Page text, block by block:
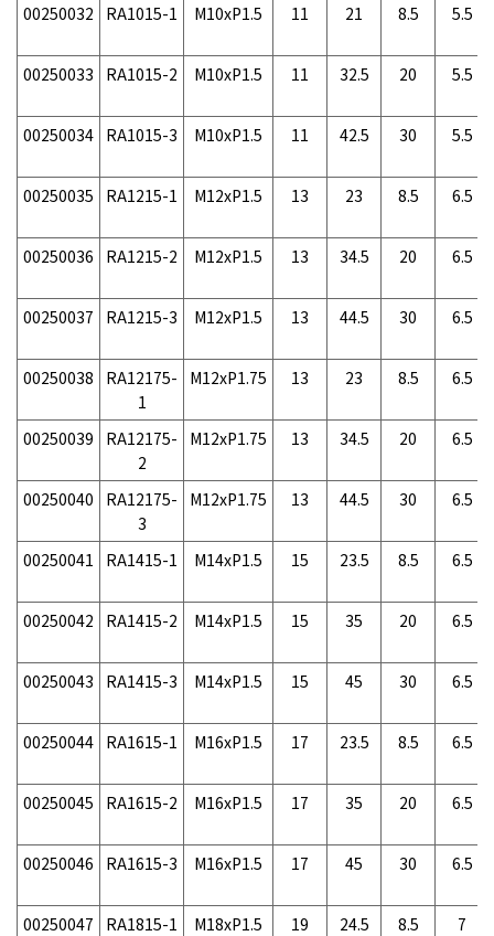
00250032 RA1015-1 M10xP1.5 11 21 8.5 5.5
00250033 RA1015-2 M10xP1.5 11 32.5 20 5.5
00250034 RA1015-3 M10xP1.5 11 42.5 30 5.5
00250035 RA1215-1 M12xP1.5 13 23 8.5 6.5
00250036 RA1215-2 M12xP1.5 13 34.5 20 6.5
00250037 RA1215-3 M12xP1.5 13 44.5 30 6.5
00250038
RA12175-
1
M12xP1.75 13 23 8.5 6.5
00250039
RA12175-
2
M12xP1.75 13 34.5 20 6.5
00250040
RA12175-
3
M12xP1.75 13 44.5 30 6.5
00250041 RA1415-1 M14xP1.5 15 23.5 8.5 6.5
00250042 RA1415-2 M14xP1.5 15 35 20 6.5
00250043 RA1415-3 M14xP1.5 15 45 30 6.5
00250044 RA1615-1 M16xP1.5 17 23.5 8.5 6.5
00250045 RA1615-2 M16xP1.5 17 35 20 6.5
00250046 RA1615-3 M16xP1.5 17 45 30 6.5
00250047 RA1815-1 M18xP1.5 19 24.5 8.5 7